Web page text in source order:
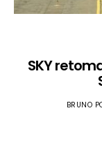
SKY
BRUNO